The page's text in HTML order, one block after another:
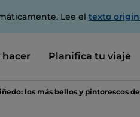
Lee el texto
hacer Planifica tu viaje
los más bellos y pintorescos